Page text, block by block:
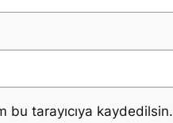
bu tarayıcıya kaydedilsin.